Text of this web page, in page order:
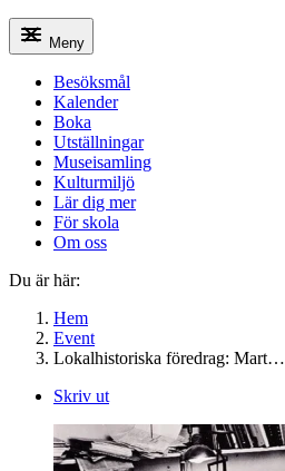
Meny
Besöksmål
Kalender
Boka
Utställningar
Museisamling
Kulturmiljö
Lär dig mer
För skola
Om oss
Du är här:
Hem
Event
Lokalhistoriska föredrag: Mart…
Skriv ut